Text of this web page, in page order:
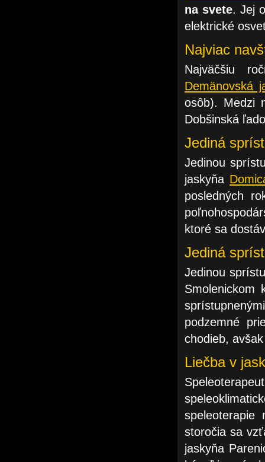
na svete. Jej
elektrické
Najviac
Najväčšiu
Demänovská
osôb). Medzi
Dobšinská
Jediná
Jedinou
jaskyňa
posledných
ktoré sa
Jediná
Jedinou
Smolenickom
podzemné
chodieb,
Liečba v
storočia sa
jaskyňa